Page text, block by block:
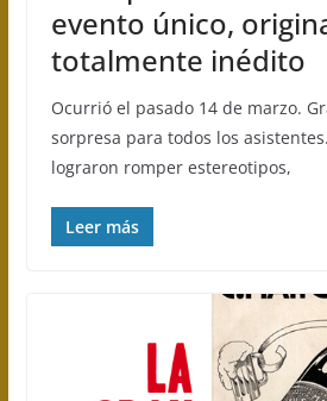
evento único,
totalmente inédito
Ocurrió el pasado 14 de marzo.
sorpresa para todos los
lograron romper estereotipos,
Leer más